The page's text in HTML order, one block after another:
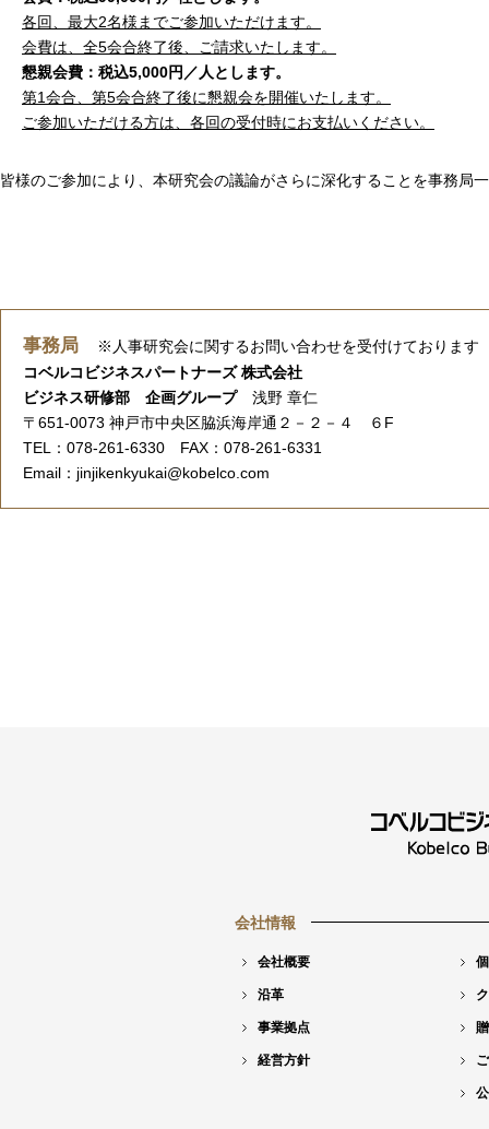
各回、最大2名様までご参加いただけます。
会費は、全5会合終了後、ご請求いたします。
懇親会費：税込5,000円／人とします。
第1会合、第5会合終了後に懇親会を開催いたします。
ご参加いただける方は、各回の受付時にお支払いください。
皆様のご参加により、本研究会の議論がさらに深化することを事務局
事務局
※人事研究会に関するお問い合わせを受付けております
コベルコビジネスパートナーズ 株式会社
ビジネス研修部 企画グループ浅野 章仁
〒651-0073 神戸市中央区脇浜海岸通２－２－４ ６F
TEL：078-261-6330 FAX：078-261-6331
Email：jinjikenkyukai@kobelco.com
会社情報
会社概要
沿革
事業拠点
経営方針